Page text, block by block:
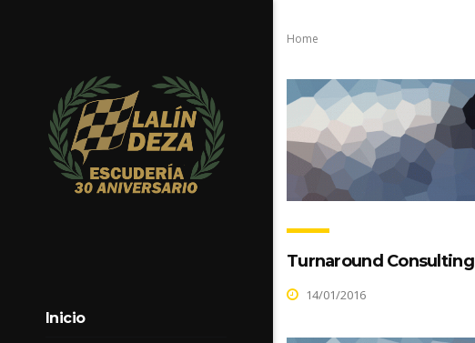
Inicio
Home
Turnaround Consulting
14/01/2016